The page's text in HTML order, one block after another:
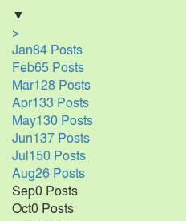
▼
>
Jan84 Posts
Feb65 Posts
Mar128 Posts
Apr133 Posts
May130 Posts
Jun137 Posts
Jul150 Posts
Aug26 Posts
Sep0 Posts
Oct0 Posts